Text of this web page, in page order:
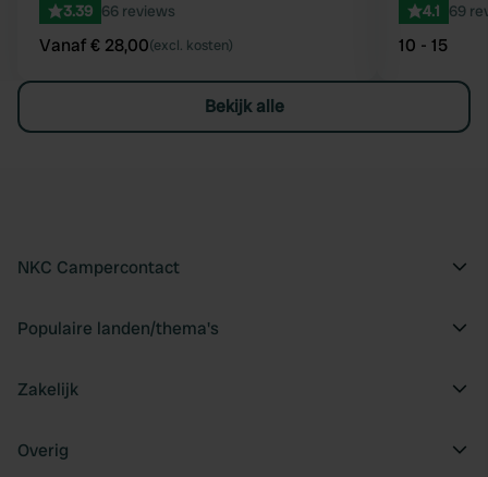
3.39 66 reviews
Vanaf € 28,00(excl. kosten)
4.1 69
10 - 15
Bekijk alle
NKC Campercontact
Populaire landen/thema's
Zakelijk
Overig